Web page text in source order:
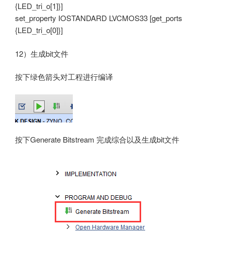
{LED_tri_o[1]}]
set_property IOSTANDARD LVCMOS33 [get_ports
{LED_tri_o[0]}]
12）生成bit文件
按下绿色箭头对工程进行编译
按下Generate Bitstream 完成综合以及生成bit文件